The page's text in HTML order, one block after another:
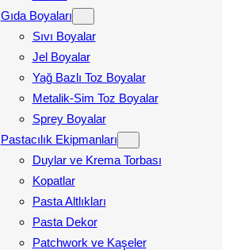
Gıda Boyaları
Sıvı Boyalar
Jel Boyalar
Yağ Bazlı Toz Boyalar
Metalik-Sim Toz Boyalar
Sprey Boyalar
Pastacılık Ekipmanları
Duylar ve Krema Torbası
Kopatlar
Pasta Altlıkları
Pasta Dekor
Patchwork ve Kaşeler